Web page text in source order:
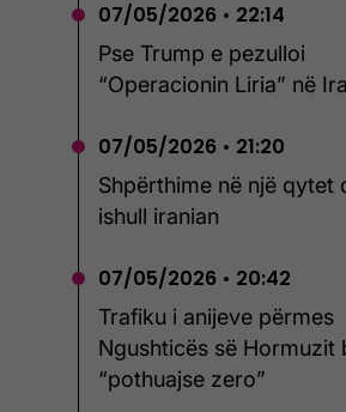
07/05/2026 • 22:14
Pse Trump e pezulloi
“Operacionin Liria” në
07/05/2026 • 21:20
Shpërthime në një qytet
ishull iranian
07/05/2026 • 20:42
Trafiku i anijeve përmes
Ngushticës së Hormuzit
“pothuajse zero”